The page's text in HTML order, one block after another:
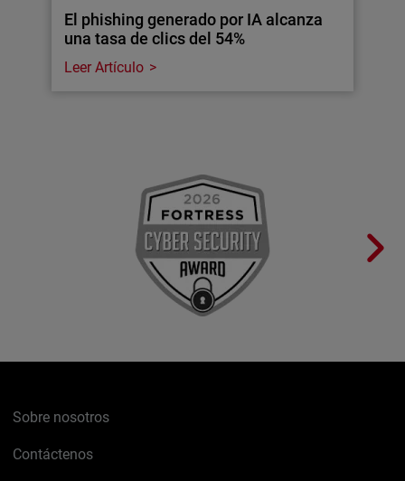
El phishing generado por IA alcanza
una tasa de clics del 54%
Leer Artículo
Sobre nosotros
Contáctenos